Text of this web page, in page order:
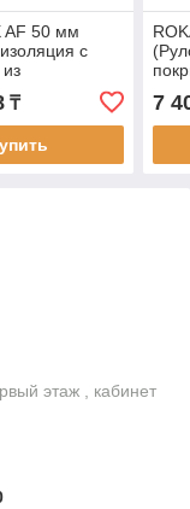
AF 50 мм
с
фольги)
₸ 7
этаж , кабинет